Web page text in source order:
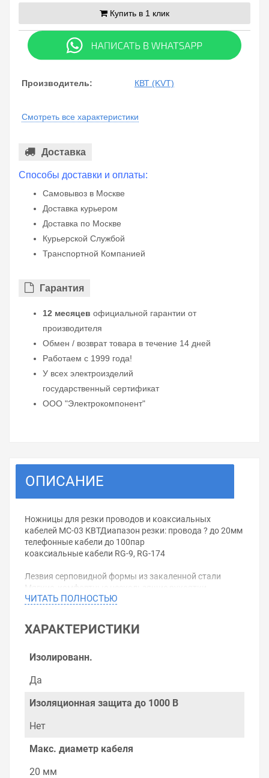
Купить в 1 клик
Производитель: КВТ (KVT)
Смотреть все характеристики
Доставка
Способы доставки и оплаты:
Самовывоз в Москве
Доставка курьером
Доставка по Москве
Курьерской Службой
Транспортной Компанией
Гарантия
12 месяцев официальной гарантии от
производителя
Обмен / возврат товара в течение 14 дней
Работаем с 1999 года!
У всех электроизделий
государственный сертификат
ООО "Электрокомпонент"
ОПИСАНИЕ
Ножницы для резки проводов и коаксиальных
кабелей MC-03 КВТДиапазон резки: провода ? до 20мм
телефонные кабели до 100пар
коаксиальные кабели RG-9, RG-174
Лезвия серповидной формы из закаленной стали
Мягкие, комфортные нескользящие рукоятки
Блокиратор рукояток
Вес: 290г
Длина: 220мм
Уважаемые покупатели.
Обращаем Ваше внимание, что размещенная на
является офертой, наличие и стоимость оборудования
удовольствием помогут Вам в выборе оборудования и
внешний вид, технические характеристики и
ЧИТАТЬ ПОЛНОСТЬЮ
ХАРАКТЕРИСТИКИ
Изолированн.
Да
Изоляционная защита до 1000 В
Нет
Макс. диаметр кабеля
20 мм